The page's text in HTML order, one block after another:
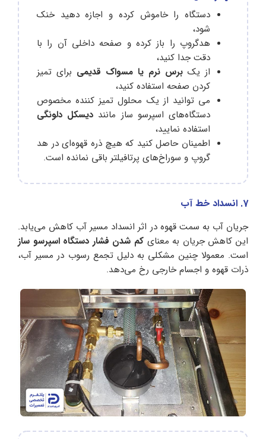
دستگاه را خاموش کرده و اجازه دهید خنک
شود،
هدگروپ را باز کرده و صفحه داخلی آن را با
دقت جدا کنید،
از یک برس نرم یا مسواک قدیمی برای تمیز
کردن صفحه استفاده کنید،
می توانید از یک محلول تمیز کننده مخصوص
دستگاه‌های اسپرسو ساز مانند دیسکل دلونگی
استفاده نمایید،
اطمینان حاصل کنید که هیچ ذره قهوه‌ای در هد
گروپ و سوراخ‌های پرتافیلتر باقی نمانده است.
7. انسداد خط آب
جریان آب به سمت قهوه در اثر انسداد مسیر آب کاهش می‌یابد.
این کاهش جریان به معنای کم شدن فشار دستگاه اسپرسو ساز
است. معمولا چنین مشکلی به دلیل تجمع رسوب در مسیر آب،
ذرات قهوه و اجسام خارجی رخ می‌دهد.